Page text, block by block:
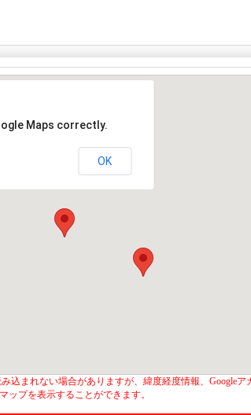
Maps correctly.
OK
込まれない場合がありますが、緯度経度情報、Googleア
ップを表示することができます。